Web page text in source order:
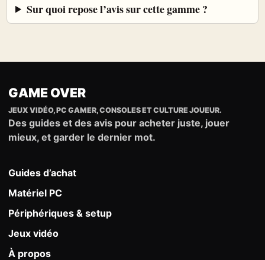
Sur quoi repose l’avis sur cette gamme ?
GAME OVER
JEUX VIDÉO, PC GAMER, CONSOLES ET CULTURE JOUEUR.
Des guides et des avis pour acheter juste, jouer
mieux, et garder le dernier mot.
Guides d’achat
Matériel PC
Périphériques & setup
Jeux vidéo
À propos